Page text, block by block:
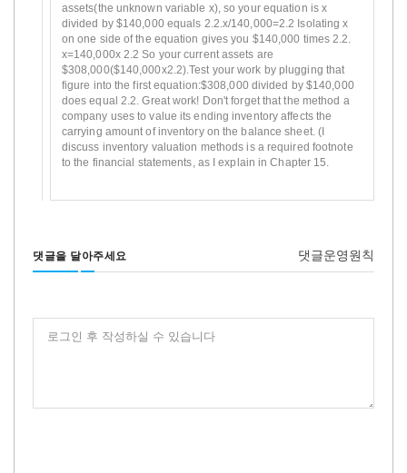
assets(the unknown variable x), so your equation is x
divided by $140,000 equals 2.2.x/140,000=2.2 Isolating x
on one side of the equation gives you $140,000 times 2.2.
x=140,000x 2.2 So your current assets are
$308,000($140,000x2.2).Test your work by plugging that
figure into the first equation:$308,000 divided by $140,000
does equal 2.2. Great work! Don't forget that the method a
company uses to value its ending inventory affects the
carrying amount of inventory on the balance sheet. (I
discuss inventory valuation methods is a required footnote
to the financial statements, as I explain in Chapter 15.
댓글을 달아주세요 댓글운영원칙
로그인 후 작성하실 수 있습니다